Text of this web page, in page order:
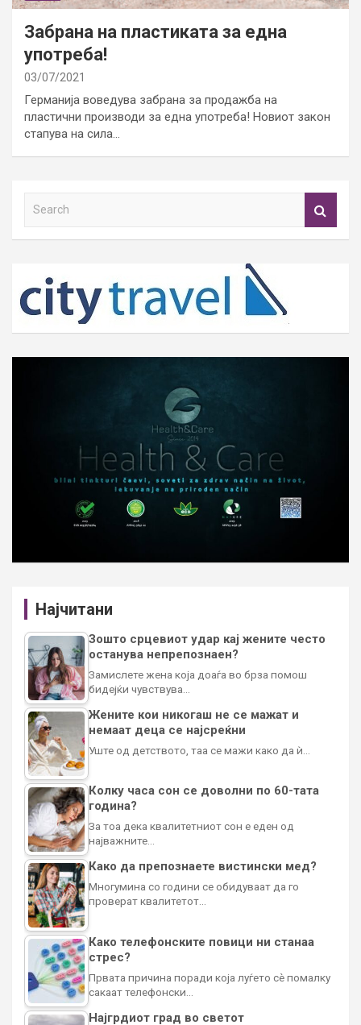
Забрана на пластиката за една
употреба!
03/07/2021
Германија воведува забрана за продажба на
пластични производи за една употреба! Новиот закон
стапува на сила…
h
Најчитани
Зошто срцевиот удар кај жените често
останува непрепознаен?
Замислете жена која доаѓа во брза помош
бидејќи чувствува…
Жените кои никогаш не се мажат и
немаат деца се најсреќни
Уште од детството, таа се мажи како да ѝ…
Колку часа сон се доволни по 60-тата
година?
За тоа дека квалитетниот сон е еден од
најважните…
Како да препознаете вистински мед?
Многумина со години се обидуваат да го
проверат квалитетот…
Како телефонските повици ни станаа
стрес?
Првата причина поради која луѓето сè помалку
сакаат телефонски…
Најгрдиот град во светот